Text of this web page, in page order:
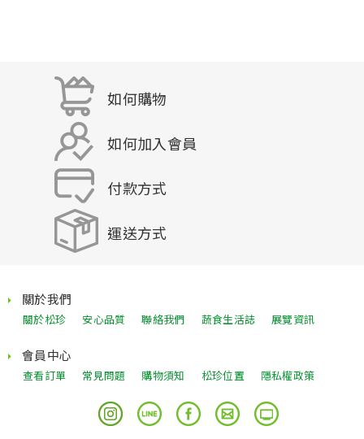
如何購物
如何加入會員
付款方式
運送方式
關於我們
關於松珍 安心品質 聯絡我們 蔬食生活誌 展覽資訊
會員中心
查看訂單 常見問題 購物須知 松珍位置 隱私權政策